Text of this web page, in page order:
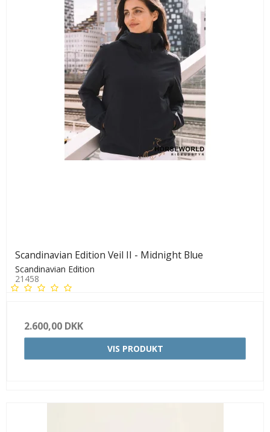
Scandinavian Edition Veil II - Midnight Blue
Scandinavian Edition
21458
2.600,00 DKK
VIS PRODUKT